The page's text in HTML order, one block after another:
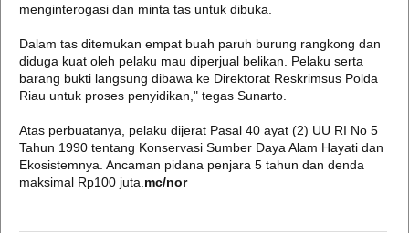
menginterogasi dan minta tas untuk dibuka.
Dalam tas ditemukan empat buah paruh burung rangkong dan
diduga kuat oleh pelaku mau diperjual belikan. Pelaku serta
barang bukti langsung dibawa ke Direktorat Reskrimsus Polda
Riau untuk proses penyidikan," tegas Sunarto.
Atas perbuatanya, pelaku dijerat Pasal 40 ayat (2) UU RI No 5
Tahun 1990 tentang Konservasi Sumber Daya Alam Hayati dan
Ekosistemnya. Ancaman pidana penjara 5 tahun dan denda
maksimal Rp100 juta. mc/nor